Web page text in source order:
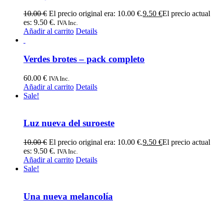
10.00€ El precio original era: 10.00 €.9.50 €El precio actual
es: 9.50 €. IVA Inc.
Añadir al carrito Details
Verdes brotes – pack completo
60.00 € IVA Inc.
Añadir al carrito Details
Sale!
Luz nueva del suroeste
10.00€ El precio original era: 10.00 €.9.50 €El precio actual
es: 9.50 €. IVA Inc.
Añadir al carrito Details
Sale!
Una nueva melancolía